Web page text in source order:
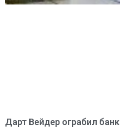
Дарт Вейдер ограбил банк